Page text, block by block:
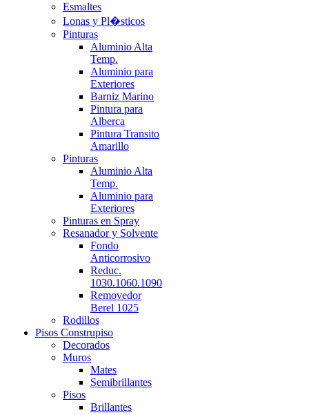
Esmaltes
Lonas y Pl�sticos
Pinturas
Aluminio Alta
Temp.
Aluminio para
Exteriores
Barniz Marino
Pintura para
Alberca
Pintura Transito
Amarillo
Pinturas
Aluminio Alta
Temp.
Aluminio para
Exteriores
Pinturas en Spray
Resanador y Solvente
Fondo
Anticorrosivo
Reduc.
1030.1060.1090
Removedor
Berel 1025
Rodillos
Pisos Construpiso
Decorados
Muros
Mates
Semibrillantes
Pisos
Brillantes